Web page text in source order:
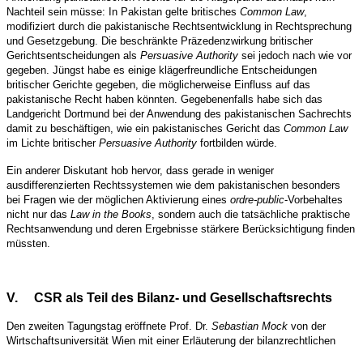
Nachteil sein müsse: In Pakistan gelte britisches Common Law,
modifiziert durch die pakistanische Rechtsentwicklung in Rechtsprechung
und Gesetzgebung. Die beschränkte Präzedenzwirkung britischer
Gerichtsentscheidungen als Persuasive Authority sei jedoch nach wie vor
gegeben. Jüngst habe es einige klägerfreundliche Entscheidungen
britischer Gerichte gegeben, die möglicherweise Einfluss auf das
pakistanische Recht haben könnten. Gegebenenfalls habe sich das
Landgericht Dortmund bei der Anwendung des pakistanischen Sachrechts
damit zu beschäftigen, wie ein pakistanisches Gericht das Common Law
im Lichte britischer Persuasive Authority fortbilden würde.
Ein anderer Diskutant hob hervor, dass gerade in weniger
ausdifferenzierten Rechtssystemen wie dem pakistanischen besonders
bei Fragen wie der möglichen Aktivierung eines ordre-public-Vorbehaltes
nicht nur das Law in the Books , sondern auch die tatsächliche praktische
Rechtsanwendung und deren Ergebnisse stärkere Berücksichtigung finden
müssten.
V. CSR als Teil des Bilanz- und Gesellschaftsrechts
Den zweiten Tagungstag eröffnete Prof. Dr. Sebastian Mock von der
Wirtschaftsuniversität Wien mit einer Erläuterung der bilanzrechtlichen